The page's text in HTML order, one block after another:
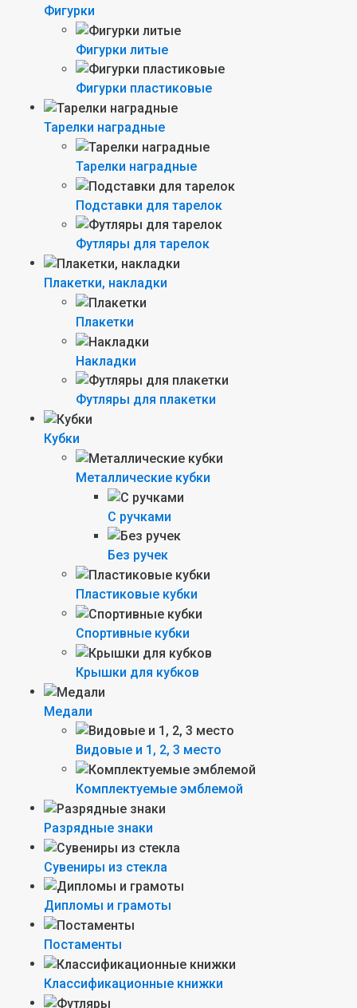
Фигурки
Фигурки литые
Фигурки пластиковые
Тарелки наградные
Тарелки наградные
Подставки для тарелок
Футляры для тарелок
Плакетки, накладки
Плакетки
Накладки
Футляры для плакетки
Кубки
Металлические кубки
С ручками
Без ручек
Пластиковые кубки
Спортивные кубки
Крышки для кубков
Медали
Видовые и 1, 2, 3 место
Комплектуемые эмблемой
Разрядные знаки
Сувениры из стекла
Дипломы и грамоты
Постаменты
Классификационные книжки